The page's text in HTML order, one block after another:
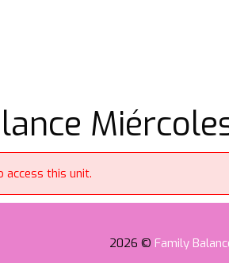
this unit.
2026 © Family